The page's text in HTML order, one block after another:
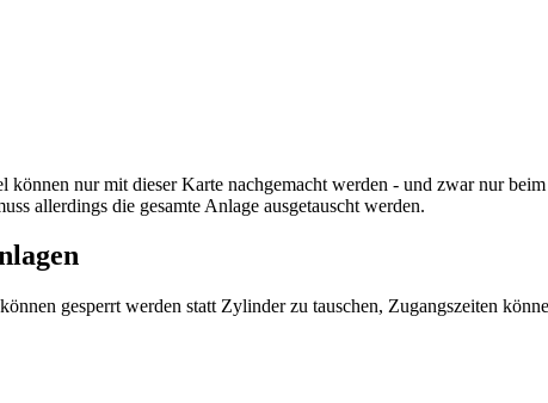
können nur mit dieser Karte nachgemacht werden - und zwar nur
allerdings die gesamte Anlage ausgetauscht werden.
gesperrt werden statt Zylinder zu tauschen, Zugangszeiten